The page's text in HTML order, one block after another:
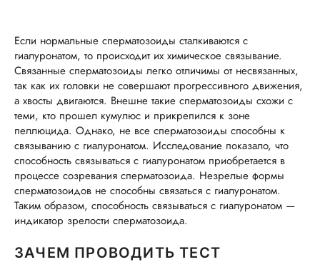
Если нормальные сперматозоиды сталкиваются с
гиалуронатом, то происходит их химическое связывание.
Связанные сперматозоиды легко отличимы от несвязанных,
так как их головки не совершают прогрессивного движения,
а хвосты двигаются. Внешне такие сперматозоиды схожи с
теми, кто прошел кумулюс и прикрепился к зоне
пеллюцида. Однако, не все сперматозоиды способны к
связыванию с гиалуронатом. Исследование показало, что
способность связываться с гиалуронатом приобретается в
процессе созревания сперматозоида. Незрелые формы
сперматозоидов не способны связаться с гиалуронатом.
Таким образом, способность связываться с гиалуронатом —
индикатор зрелости сперматозоида.
ЗАЧЕМ ПРОВОДИТЬ ТЕСТ